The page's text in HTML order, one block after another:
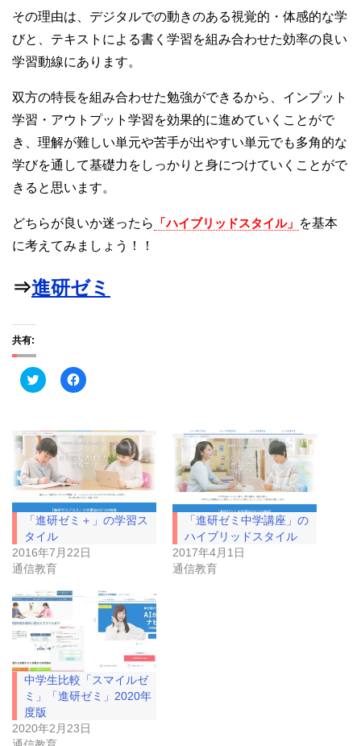
その理由は、デジタルでの動きのある視覚的・体感的な学
びと、テキストによる書く学習を組み合わせた効率の良い
学習動線にあります。
双方の特長を組み合わせた勉強ができるから、インプット
学習・アウトプット学習を効果的に進めていくことがで
き、理解が難しい単元や苦手が出やすい単元でも多角的な
学びを通して基礎力をしっかりと身につけていくことがで
きると思います。
どちらが良いか迷ったら 「ハイブリッドスタイル」 を基本
に考えてみましょう！！
⇒進研ゼミ
共有:
ク
リ
て
T
w
i
t
t
e
r
で
共
有
(
新
し
い
ィ
ン
ド
ウ
で
開
き
ま
す
F
a
o
o
で
共
有
す
る
に
は
リ
ッ
く
い
新
し
い
ウ
ィ
ン
ウ
で
「進研ゼミ＋」の学習ス
タイル
2016年7月22日
通信教育
「進研ゼミ中学講座」の
ハイブリッドスタイル
2017年4月1日
通信教育
中学生比較「スマイルゼ
ミ」「進研ゼミ」2020年
度版
2020年2月23日